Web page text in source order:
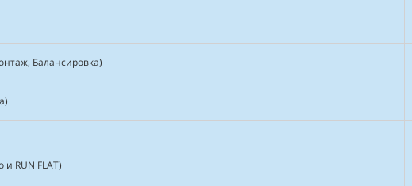
Балансировка)
RUN FLAT)